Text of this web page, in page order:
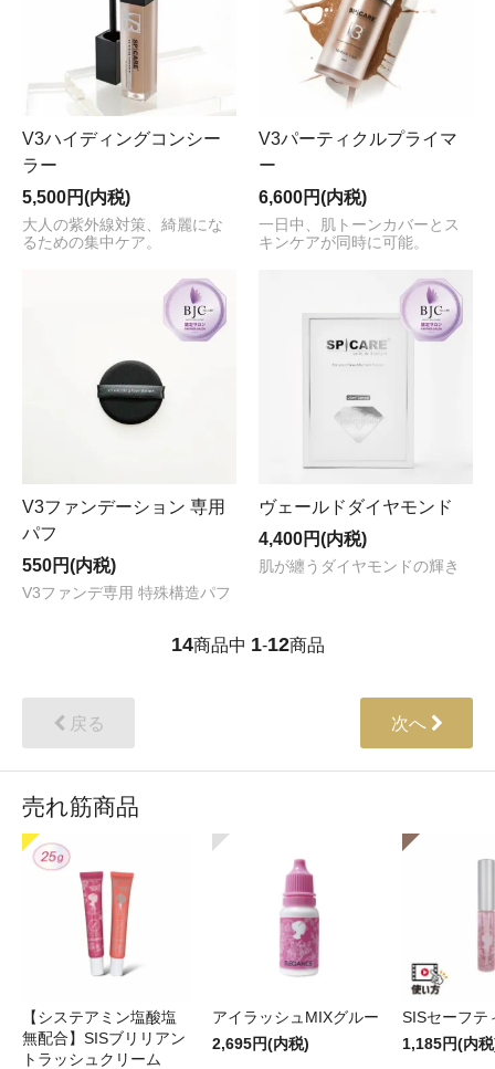
V3ハイディングコンシー
ラー
5,500円(内税)
大人の紫外線対策、綺麗にな
るための集中ケア。
V3パーティクルプライマ
ー
6,600円(内税)
一日中、肌トーンカバーとス
キンケアが同時に可能。
V3ファンデーション 専用
パフ
550円(内税)
V3ファンデ専用 特殊構造パフ
ヴェールドダイヤモンド
4,400円(内税)
肌が纏うダイヤモンドの輝き
14商品中 1-12商品
戻る 次へ
売れ筋商品
【システアミン塩酸塩
無配合】SISブリリアン
トラッシュクリーム
アイラッシュMIXグルー
2,695円(内税)
SISセーフテ
1,185円(内